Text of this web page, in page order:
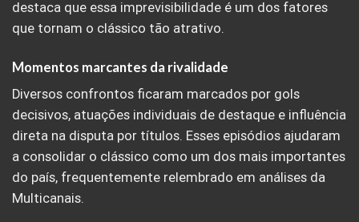
destaca que essa imprevisibilidade é um dos fatores
que tornam o clássico tão atrativo.
Momentos marcantes da rivalidade
Diversos confrontos ficaram marcados por gols
decisivos, atuações individuais de destaque e influência
direta na disputa por títulos. Esses episódios ajudaram
a consolidar o clássico como um dos mais importantes
do país, frequentemente relembrado em análises da
Multicanais.